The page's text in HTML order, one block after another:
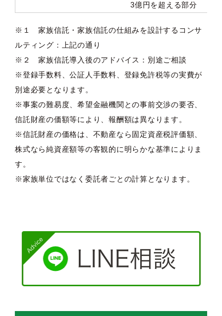
3億円を超える部分
※１ 家族信託・家族信託の仕組みを設計するコンサ
ルティング：上記の通り
※２ 家族信託導入後のアドバイス：別途ご相談
※登録手数料、公証人手数料、登録免許税等の実費が
別途必要となります。
※事案の難易度、希望金融機関との事前交渉の要否、
信託財産の価額等により、報酬額は異なります。
※信託財産の価格は、不動産なら固定資産税評価額、
株式なら純資産額等の客観的に明らかな基準によりま
す。
※家族単位ではなく委託者ごとの計算となります。